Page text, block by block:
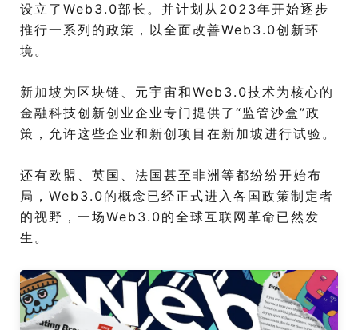
设立了Web3.0部长。并计划从2023年开始逐步
推行一系列的政策，以全面改善Web3.0创新环
境。
新加坡为区块链、元宇宙和Web3.0技术为核心的
金融科技创新创业企业专门提供了“监管沙盒”政
策，允许这些企业和新创项目在新加坡进行试验。
还有欧盟、英国、法国甚至非洲等都纷纷开始布
局，Web3.0的概念已经正式进入各国政策制定者
的视野，一场Web3.0的全球互联网革命已然发
生。